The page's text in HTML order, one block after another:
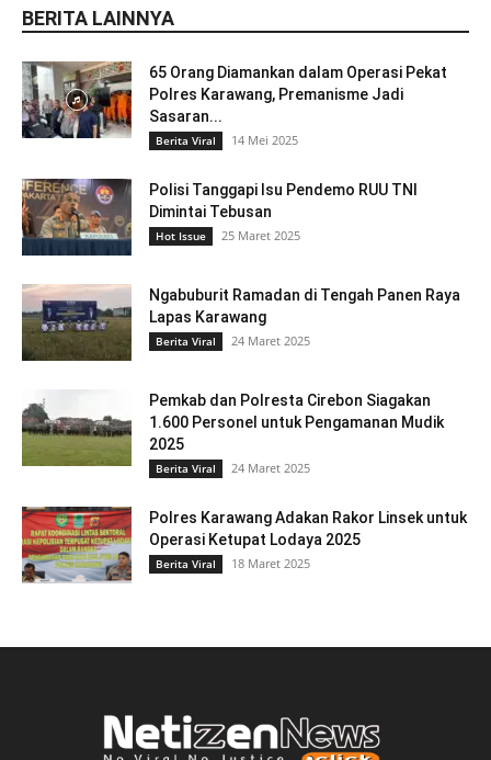
BERITA LAINNYA
65 Orang Diamankan dalam Operasi Pekat
Polres Karawang, Premanisme Jadi
Sasaran...
Berita Viral 14 Mei 2025
Polisi Tanggapi Isu Pendemo RUU TNI
Dimintai Tebusan
Hot Issue 25 Maret 2025
Ngabuburit Ramadan di Tengah Panen Raya
Lapas Karawang
Berita Viral 24 Maret 2025
Pemkab dan Polresta Cirebon Siagakan
1.600 Personel untuk Pengamanan Mudik
2025
Berita Viral 24 Maret 2025
Polres Karawang Adakan Rakor Linsek untuk
Operasi Ketupat Lodaya 2025
Berita Viral 18 Maret 2025